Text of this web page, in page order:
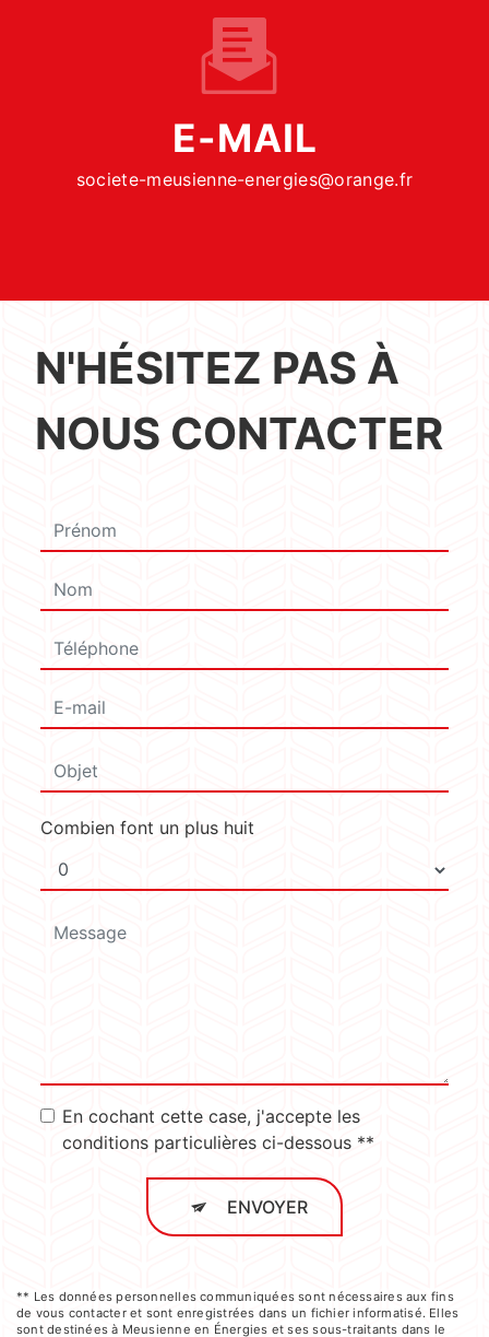
E-MAIL
societe-meusienne-energies@orange.fr
N'HÉSITEZ PAS À
NOUS CONTACTER
Combien font un plus huit
En cochant cette case, j'accepte les
conditions particulières ci-dessous **
ENVOYER
** Les données personnelles communiquées sont nécessaires aux fins
de vous contacter et sont enregistrées dans un fichier informatisé. Elles
sont destinées à Meusienne en Énergies et ses sous-traitants dans le